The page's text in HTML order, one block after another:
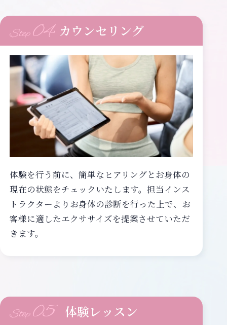
Step04 カウンセリング
体験を行う前に、簡単なヒアリングとお身体の
現在の状態をチェックいたします。担当インス
トラクターよりお身体の診断を行った上で、お
客様に適したエクササイズを提案させていただ
きます。
Step05 体験レッスン